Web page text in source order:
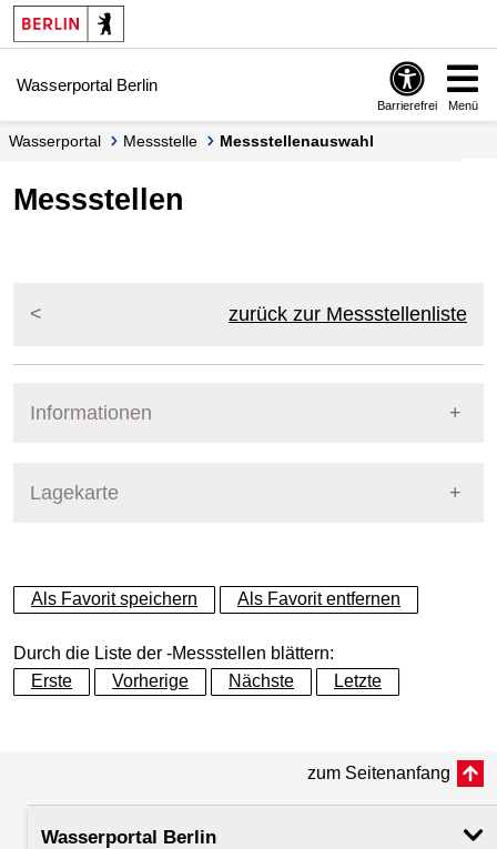
Springe zur Navigation
Springe zum Inhalt
Wasserportal Berlin
Barrierefrei Menü
Wasserportal Messstelle Messstellenauswahl
Messstellen
zurück zur Messstellenliste
Informationen
Lagekarte
+
−
Als Favorit speichern Als Favorit entfernen
Durch die Liste der -Messstellen blättern:
Erste
Vorherige Nächste Letzte
zum Seitenanfang
Wasserportal Berlin